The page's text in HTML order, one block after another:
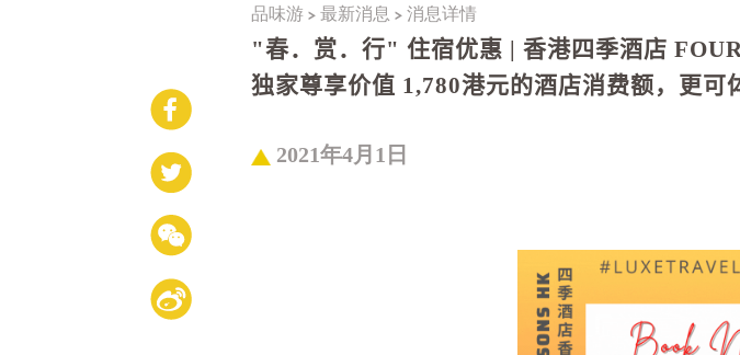
品味游>最新消息>消息详情
"春．赏．行" 住宿优惠 | 香港四季酒店
独家尊享价值 1,780港元的酒店消费额，更
2021年4月1日